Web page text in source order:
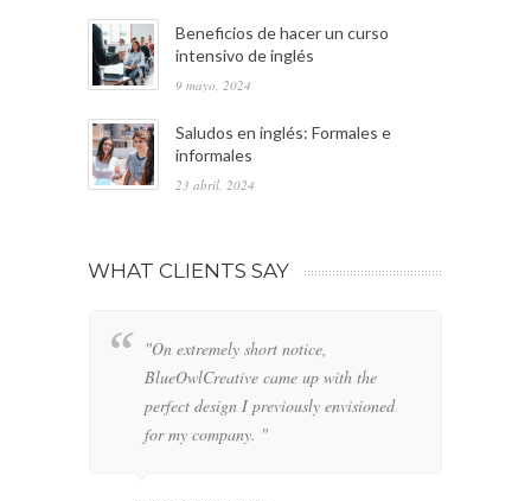
Beneficios de hacer un curso
intensivo de inglés
9 mayo, 2024
Saludos en inglés: Formales e
informales
23 abril, 2024
WHAT CLIENTS SAY
"On extremely short notice,
BlueOwlCreative came up with the
perfect design I previously envisioned
for my company. "